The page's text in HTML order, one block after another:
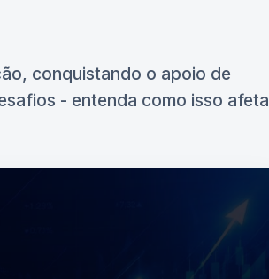
conquistando o apoio de
- entenda como isso afeta